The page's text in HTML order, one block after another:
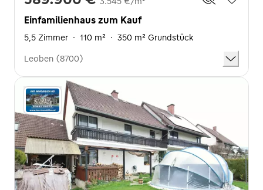
Einfamilienhaus zum Kauf
5,5 Zimmer · 110 m² · 350 m² Grundstück
Leoben (8700)